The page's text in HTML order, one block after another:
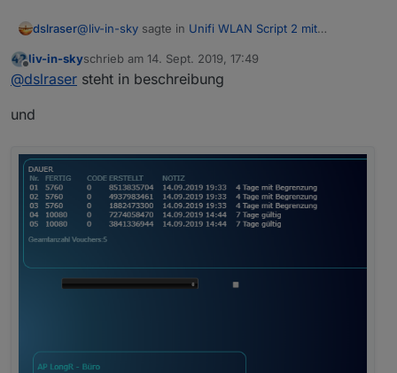
dslraser@liv-in-sky sagte in Unifi WLAN Script 2 mit
minimale ap infos
Offline
liv-in-skyschrieb am 14. Sept. 2019, 17:49
zuletzt editiert von
@dslraser steht in beschreibung
und